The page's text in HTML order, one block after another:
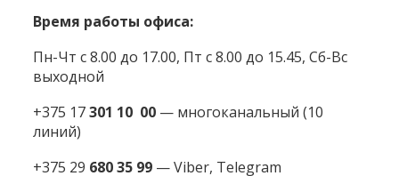
Время работы офиса:
Пн-Чт с 8.00 до 17.00, Пт с 8.00 до 15.45, Сб-Вс
выходной
+375 17301 10 00 — многоканальный (10
линий)
+375 29 680 35 99 — Viber, Telegram